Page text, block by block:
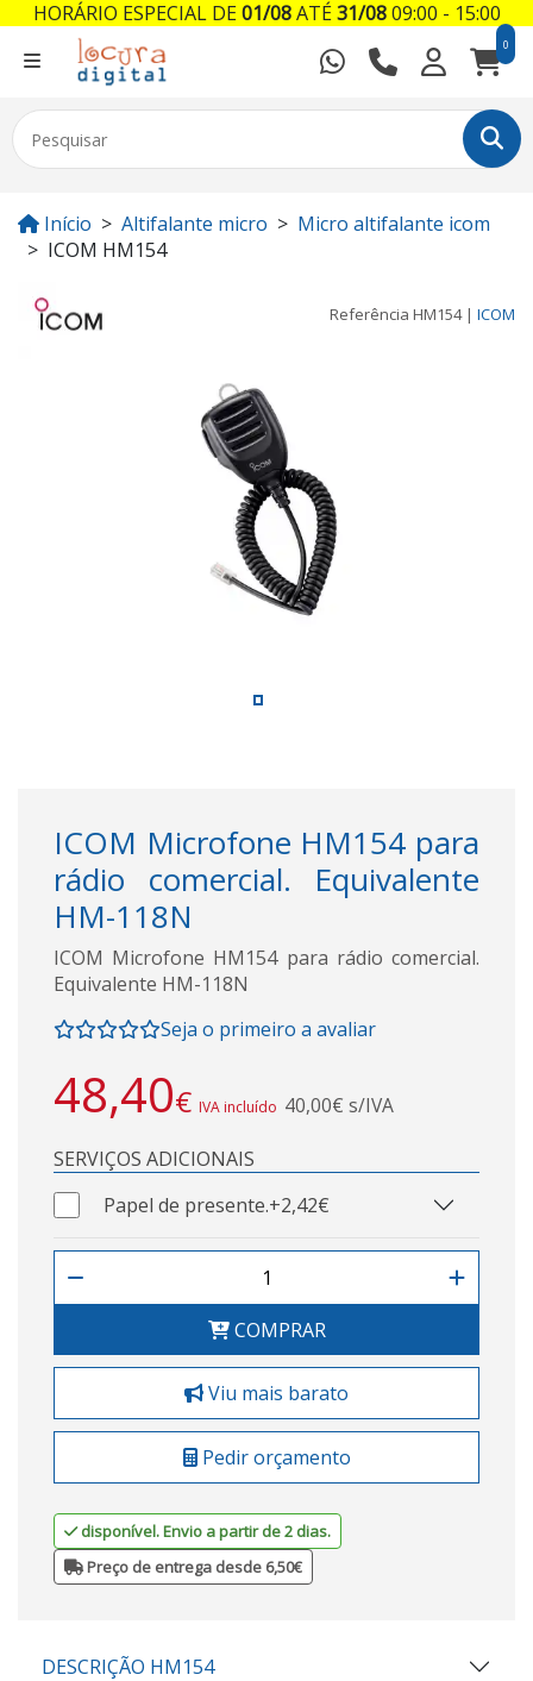
0
Início Altifalante micro
Micro altifalante icom
ICOM HM154
Referência HM154| ICOM
ICOM Microfone HM154 para
rádio comercial. Equivalente
HM-118N
ICOM Microfone HM154 para rádio comercial.
Equivalente HM-118N
Seja o primeiro a avaliar
48,40€ IVA incluído 40,00€ s/IVA
SERVIÇOS ADICIONAIS
Papel de presente.+2,42€
COMPRAR
Viu mais barato
Pedir orçamento
disponível. Envio a partir de 2 dias.
Preço de entrega desde 6,50€
DESCRIÇÃO HM154
HORÁRIO ESPECIAL DE01/08ATÉ31/0809:00 - 15:00